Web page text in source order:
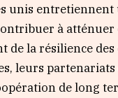
unis
à atténuer
la résilience
leurs
de long